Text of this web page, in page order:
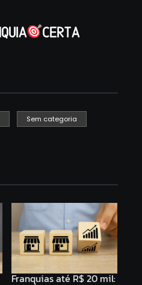
Sem categoria
Franquias até R$ 20 mil: